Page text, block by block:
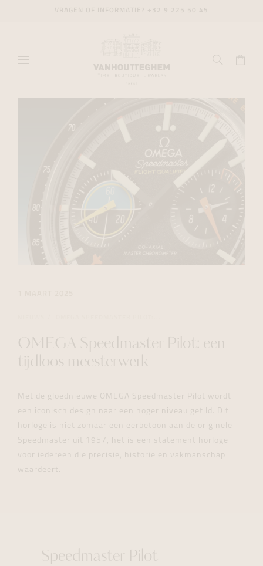
OMEGA Speedmaster Pilot: een
tijdloos meesterwerk
Met de gloednieuwe OMEGA Speedmaster Pilot wordt
een iconisch design naar een hoger niveau getild. Dit
horloge is niet zomaar een eerbetoon aan de originele
Speedmaster uit 1957, het is een statement horloge
voor iedereen die precisie, historie en vakmanschap
waardeert.
Speedmaster Pilot